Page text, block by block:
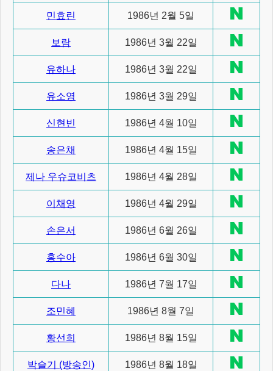
민효린 1986년 2월 5일
보람 1986년 3월 22일
유하나 1986년 3월 22일
유소영 1986년 3월 29일
신현빈 1986년 4월 10일
송은채 1986년 4월 15일
제나 우슈코비츠 1986년 4월 28일
이채영 1986년 4월 29일
손은서 1986년 6월 26일
홍수아 1986년 6월 30일
다나 1986년 7월 17일
조민혜 1986년 8월 7일
황선희 1986년 8월 15일
박슬기 (방송인) 1986년 8월 18일